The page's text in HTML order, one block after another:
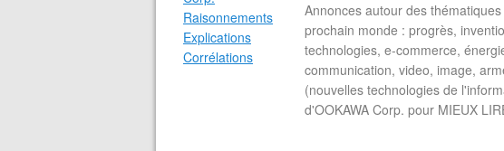
Annonces autour des
prochain monde : progrès,
technologies, e-commerce,
communication, video, image,
(nouvelles technologies de
d'OOKAWA Corp. pour MIEUX